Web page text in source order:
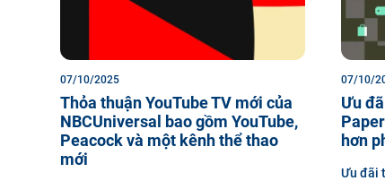
07/10/2025
Thỏa thuận YouTube TV mới của
NBCUniversal bao gồm YouTube,
Peacock và một kênh thể thao
mới
07/10/
Ưu
hơn
Ưu đãi